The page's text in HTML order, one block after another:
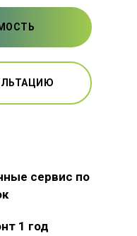
сервис по
1 год